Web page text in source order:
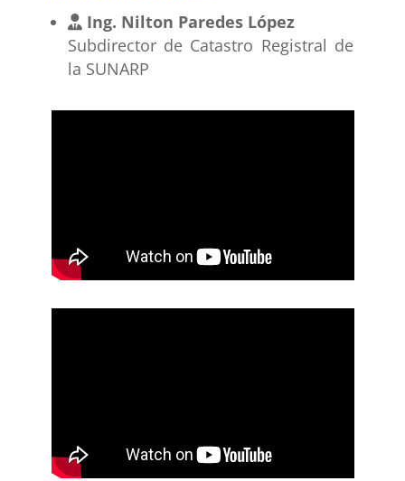
Ing. Nilton Paredes López
Subdirector de Catastro Registral de
la SUNARP